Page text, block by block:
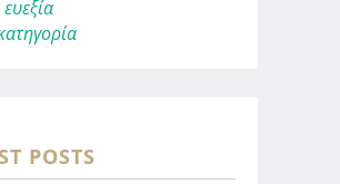
POSTS